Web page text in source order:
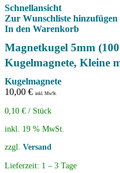
Schnellansicht
Zur Wunschliste hinzufügen
In den Warenkorb
Magnetkugel 5mm
Kugelmagnete, Kleine
Kugelmagnete
10,00 € inkl. MwSt.
0,10 € / Stück
inkl. 19 % MwSt.
zzgl. Versand
Lieferzeit: 1 – 3 Tage